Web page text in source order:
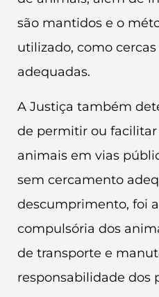
são mantidos e o
utilizado, como
adequadas.
A Justiça também
de permitir ou facilitar
animais em vias
sem cercamento
descumprimento, foi
compulsória dos
de transporte e
responsabilidade dos